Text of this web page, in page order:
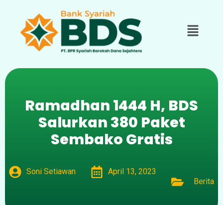
Ramadhan 1444 H, BDS
Salurkan 380 Paket
Sembako Gratis
Soni Setiawan
April 13, 2023
Berita